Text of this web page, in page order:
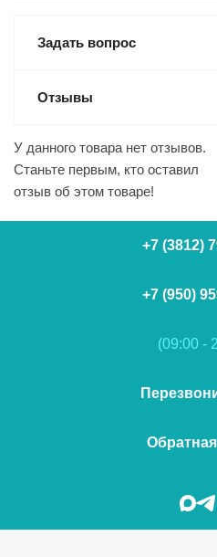
Задать вопрос
Отзывы
У данного товара нет отзывов.
Станьте первым, кто оставил
отзыв об этом товаре!
+7 (3812)
+7 (950)
(09:00 -